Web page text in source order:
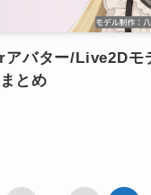
アバター/Live2Dモ
とめ